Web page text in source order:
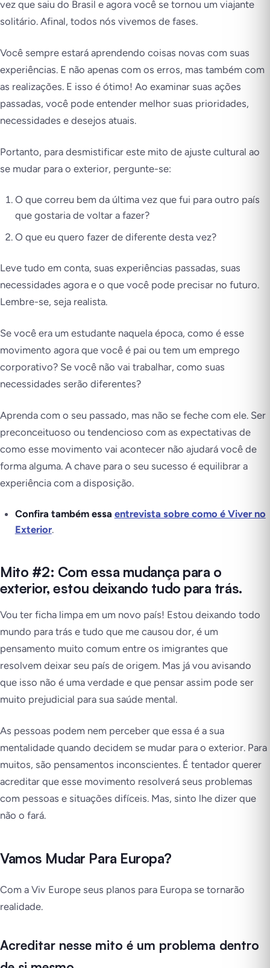
vez que saiu do Brasil e agora você se tornou um viajante
solitário. Afinal, todos nós vivemos de fases.
Você sempre estará aprendendo coisas novas com suas
experiências. E não apenas com os erros, mas também com
as realizações. E isso é ótimo! Ao examinar suas ações
passadas, você pode entender melhor suas prioridades,
necessidades e desejos atuais.
Portanto, para desmistificar este mito de ajuste cultural ao
se mudar para o exterior, pergunte-se:
O que correu bem da última vez que fui para outro país
que gostaria de voltar a fazer?
O que eu quero fazer de diferente desta vez?
Leve tudo em conta, suas experiências passadas, suas
necessidades agora e o que você pode precisar no futuro.
Lembre-se, seja realista.
Se você era um estudante naquela época, como é esse
movimento agora que você é pai ou tem um emprego
corporativo? Se você não vai trabalhar, como suas
necessidades serão diferentes?
Aprenda com o seu passado, mas não se feche com ele. Ser
preconceituoso ou tendencioso com as expectativas de
como esse movimento vai acontecer não ajudará você de
forma alguma. A chave para o seu sucesso é equilibrar a
experiência com a disposição.
Confira também essa entrevista sobre como é Viver no
Exterior.
Mito #2: Com essa mudança para o
exterior, estou deixando tudo para trás.
Vou ter ficha limpa em um novo país! Estou deixando todo
mundo para trás e tudo que me causou dor, é um
pensamento muito comum entre os imigrantes que
resolvem deixar seu país de origem. Mas já vou avisando
que isso não é uma verdade e que pensar assim pode ser
muito prejudicial para sua saúde mental.
As pessoas podem nem perceber que essa é a sua
mentalidade quando decidem se mudar para o exterior. Para
muitos, são pensamentos inconscientes. É tentador querer
acreditar que esse movimento resolverá seus problemas
com pessoas e situações difíceis. Mas, sinto lhe dizer que
não o fará.
Vamos Mudar Para Europa?
Com a Viv Europe seus planos para Europa se tornarão
realidade.
Acreditar nesse mito é um problema dentro